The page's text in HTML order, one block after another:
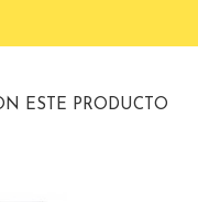
ESTE PRODUCTO